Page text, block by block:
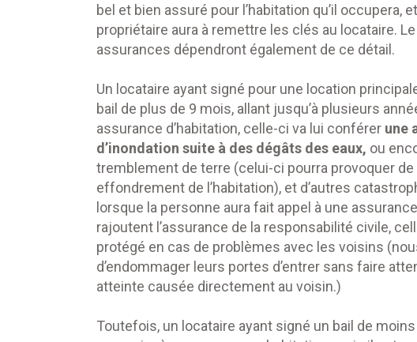
bel et bien assuré pour l’habitation qu’il occupera,
propriétaire aura à remettre les clés au locataire.
assurances dépendront également de ce détail.
Un locataire ayant signé pour une location
bail de plus de 9 mois, allant jusqu’à plusieurs
assurance d’habitation, celle-ci va lui conférer une
d’inondation suite à des dégâts des eaux, ou
tremblement de terre (celui-ci pourra provoquer
effondrement de l’habitation), et d’autres
lorsque la personne aura fait appel à une
rajoutent l’assurance de la responsabilité civile,
protégé en cas de problèmes avec les voisins
d’endommager leurs portes d’entrer sans faire
atteinte causée directement au voisin.)
Toutefois, un locataire ayant signé un bail de